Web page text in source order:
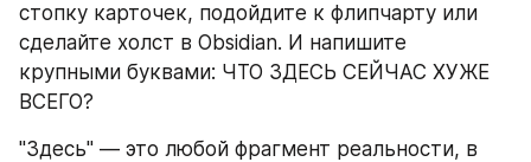
стопку карточек, подойдите к флипчарту или
сделайте холст в Obsidian. И напишите
крупными буквами: ЧТО ЗДЕСЬ СЕЙЧАС ХУЖЕ
ВСЕГО?
"Здесь" — это любой фрагмент реальности, в